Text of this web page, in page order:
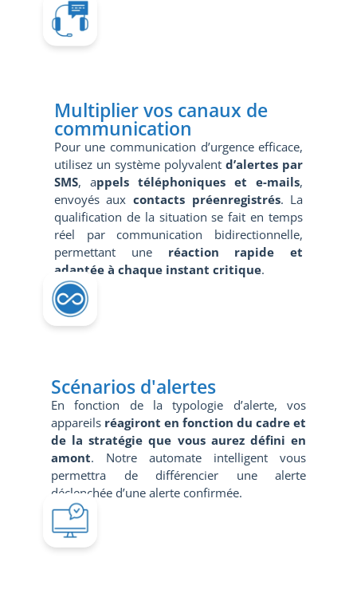
Multiplier vos canaux de
communication
Pour une communication d’urgence efficace,
utilisez un système polyvalent d’alertes par
SMS, appels téléphoniques et e-mails,
envoyés aux contacts préenregistrés. La
qualification de la situation se fait en temps
réel par communication bidirectionnelle,
permettant une réaction rapide et
adaptée à chaque instant critique.
Scénarios d'alertes
En fonction de la typologie d’alerte, vos
appareils réagiront en fonction du cadre et
de la stratégie que vous aurez défini en
amont. Notre automate intelligent vous
permettra de différencier une alerte
déclenchée d’une alerte confirmée.